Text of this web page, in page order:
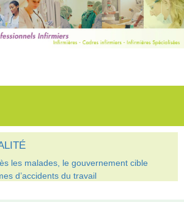
les malades, le gouvernement cible
d’accidents du travail